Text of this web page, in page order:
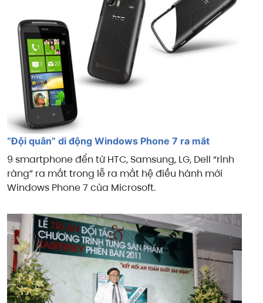
“Đội quân” di động Windows Phone 7 ra mắt
9 smartphone đến từ HTC, Samsung, LG, Dell “rình
ràng” ra mắt trong lễ ra mắt hệ điều hành mới
Windows Phone 7 của Microsoft.